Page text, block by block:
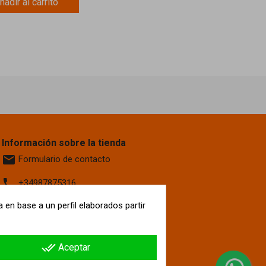
Información sobre la tienda
email Formulario de contacto
phone+34987875316
location_on Calle La Fontanilla, 6
base a un perfil elaborados partir
done_all Aceptar